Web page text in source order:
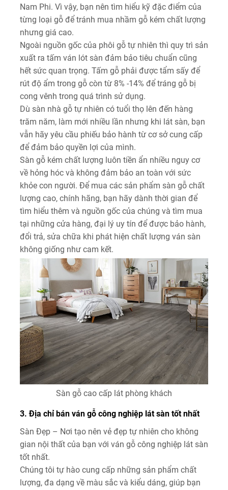
Nam Phi. Vì vậy, bạn nên tìm hiểu kỹ đặc điểm của
từng loại gỗ để tránh mua nhầm gỗ kém chất lượng
nhưng giá cao.
Ngoài nguồn gốc của phôi gỗ tự nhiên thì quy trì sản
xuất ra tấm ván lót sàn đảm bảo tiêu chuẩn cũng
hết sức quan trọng. Tấm gỗ phải được tẩm sấy để
rút độ ẩm trong gỗ còn từ 8% -14% để tráng gỗ bị
cong vênh trong quá trình sử dụng.
Dù sàn nhà gỗ tự nhiên có tuổi thọ lên đến hàng
trăm năm, làm mới nhiều lần nhưng khi lát sàn, bạn
vẫn hãy yêu cầu phiếu bảo hành từ cơ sở cung cấp
để đảm bảo quyền lợi của mình.
Sàn gỗ kém chất lượng luôn tiền ẩn nhiều nguy cơ
về hỏng hóc và không đảm bảo an toàn với sức
khỏe con người. Để mua các sản phẩm sàn gỗ chất
lượng cao, chính hãng, bạn hãy dành thời gian để
tìm hiểu thêm và nguồn gốc của chúng và tìm mua
tại những cửa hàng, đại lý uy tín để được bảo hành,
đổi trả, sửa chữa khi phát hiện chất lượng ván sàn
không giống như cam kết.
Sàn gỗ cao cấp lát phòng khách
3. Địa chỉ bán ván gỗ công nghiệp lát sàn tốt nhất
Sàn Đẹp – Nơi tạo nên vẻ đẹp tự nhiên cho không
gian nội thất của bạn với ván gỗ công nghiệp lát sàn
tốt nhất.
Chúng tôi tự hào cung cấp những sản phẩm chất
lượng, đa dạng về màu sắc và kiểu dáng, giúp bạn